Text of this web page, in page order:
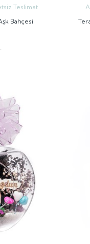
Teslimat
Bahçesi